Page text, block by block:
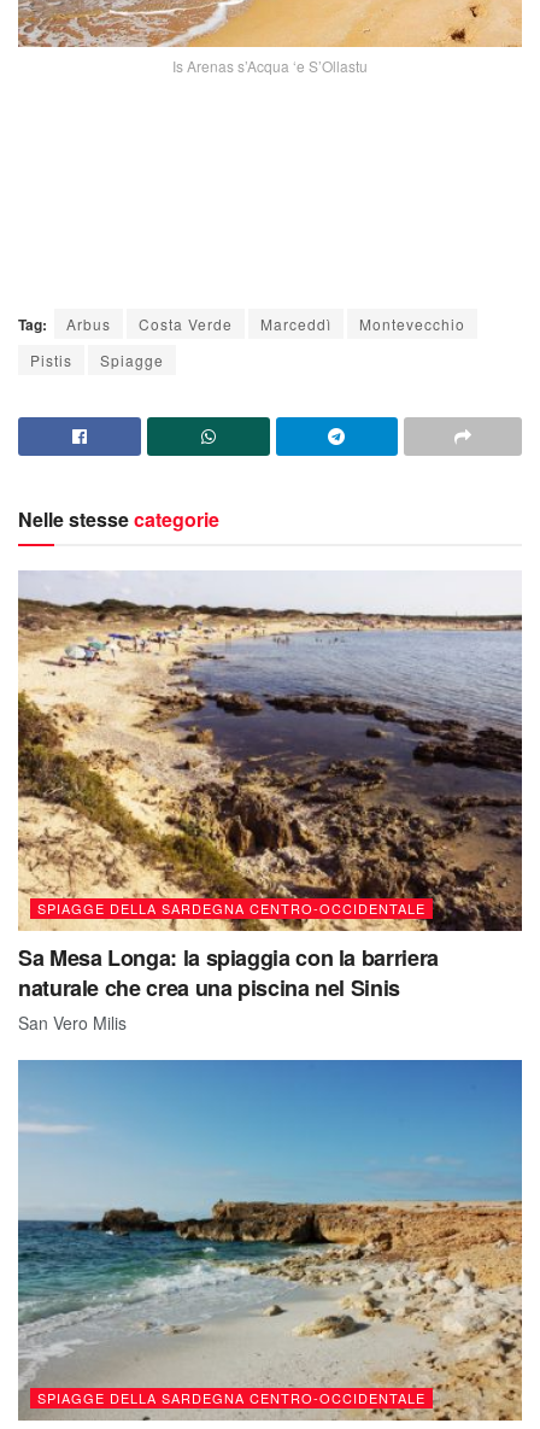
Is Arenas s’Acqua ‘e S’Ollastu
Tag: Arbus Costa Verde Marceddì
Montevecchio
Pistis
Spiagge
Nelle stessecategorie
SPIAGGE DELLA SARDEGNA CENTRO-OCCIDENTALE
Sa Mesa Longa: la spiaggia con la barriera
naturale che crea una piscina nel Sinis
San Vero Milis
SPIAGGE DELLA SARDEGNA CENTRO-OCCIDENTALE